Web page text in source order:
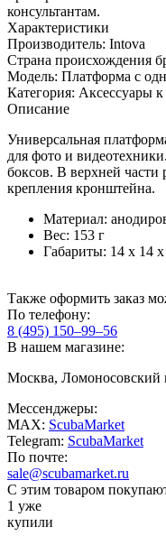
консультантам.
Характеристики
Производитель: Intova
Страна происхождения
Модель: Платформа с
Категория: Аксессуары
Описание
Универсальная
для фото и
боксов. В верхней части
крепления кронштейна.
Материал:
Вес: 153 г
Габариты: 14 х 14
Также оформить заказ
По телефону:
8 (495) 150–99–56
В нашем магазине:
Москва, Ломоносовский
Мессенджеры:
MAX: ScubaMarket
Telegram: ScubaMarket
По почте:
sale@scubamarket.ru
С этим товаром
1 уже
купили